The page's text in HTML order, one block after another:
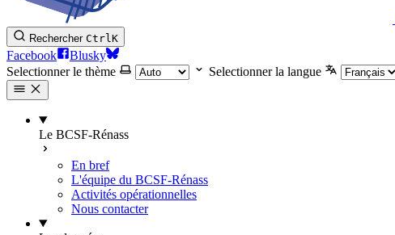
Rechercher CtrlK
Facebook
Blusky
Selectionner le thème
Selectionner la langue
Le BCSF-Rénass
En bref
L'équipe du BCSF-Rénass
Activités opérationnelles
Nous contacter